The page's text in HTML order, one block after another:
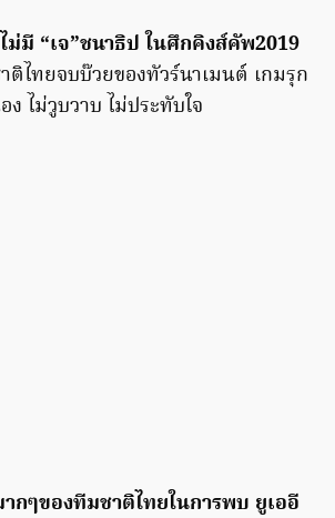
ม่มี “เจ”ชนาธิป ในศึกคิงส์คัพ2019
ไทยจบบ๊วยของทัวร์นาเมนต์ เกมรุก
ง ไม่วูบวาบ ไม่ประทับใจ
กๆของทีมชาติไทยในการพบ ยูเออี